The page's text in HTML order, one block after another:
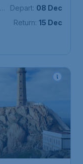
Depart: 08 Dec
Return: 15 Dec